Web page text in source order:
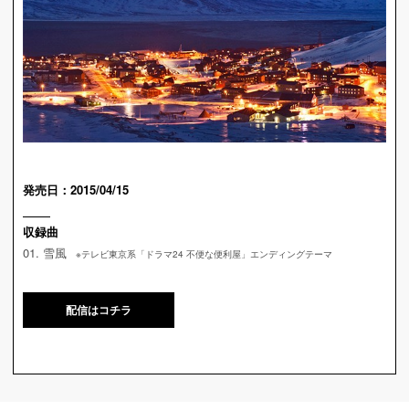
発売日：2015/04/15
収録曲
01. 雪風
※テレビ東京系「ドラマ24 不便な便利屋」エンディングテーマ
配信はコチラ